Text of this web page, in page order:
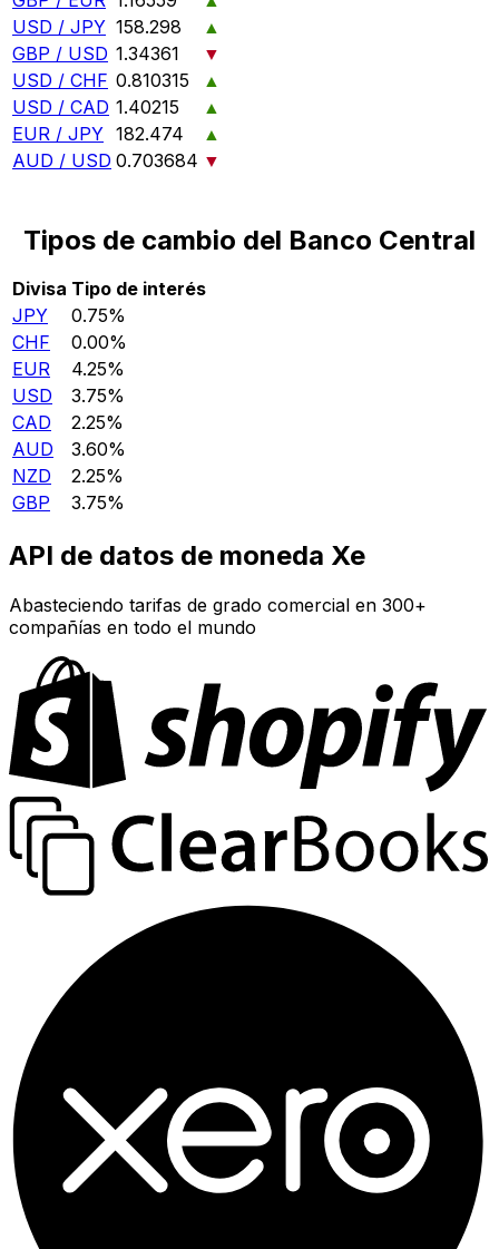
USD / JPY 158.298
▲
GBP / USD 1.34361
▼
USD / CHF 0.810315
▲
USD / CAD 1.40215
▲
EUR / JPY 182.474
▲
AUD / USD 0.703684 ▼
Tipos de cambio del Banco Central
Divisa Tipo de interés
JPY
0.75%
CHF
0.00%
EUR
4.25%
USD
3.75%
CAD
2.25%
AUD
3.60%
NZD
2.25%
GBP
3.75%
API de datos de moneda Xe
Abasteciendo tarifas de grado comercial en 300+
compañías en todo el mundo